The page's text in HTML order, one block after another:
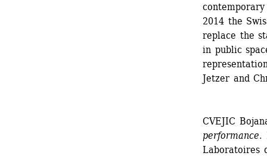
2014 the
replace the
in public
Jetzer and
CVEJIC
performance.
Laboratoires